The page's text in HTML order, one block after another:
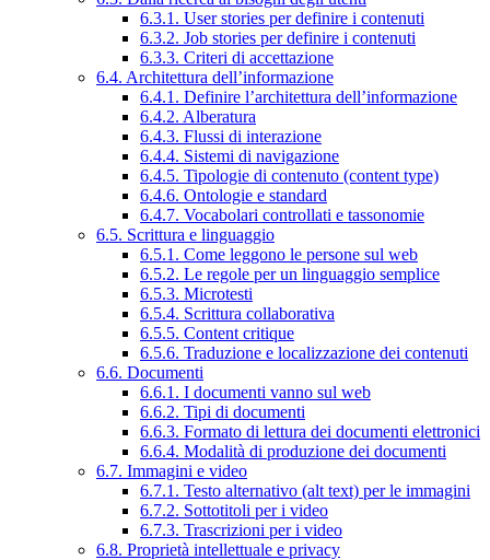
6.3.1. User stories per definire i contenuti
6.3.2. Job stories per definire i contenuti
6.3.3. Criteri di accettazione
6.4. Architettura dell’informazione
6.4.1. Definire l’architettura dell’informazione
6.4.2. Alberatura
6.4.3. Flussi di interazione
6.4.4. Sistemi di navigazione
6.4.5. Tipologie di contenuto (content type)
6.4.6. Ontologie e standard
6.4.7. Vocabolari controllati e tassonomie
6.5. Scrittura e linguaggio
6.5.1. Come leggono le persone sul web
6.5.2. Le regole per un linguaggio semplice
6.5.3. Microtesti
6.5.4. Scrittura collaborativa
6.5.5. Content critique
6.5.6. Traduzione e localizzazione dei contenuti
6.6. Documenti
6.6.1. I documenti vanno sul web
6.6.2. Tipi di documenti
6.6.3. Formato di lettura dei documenti elettronici
6.6.4. Modalità di produzione dei documenti
6.7. Immagini e video
6.7.1. Testo alternativo (alt text) per le immagini
6.7.2. Sottotitoli per i video
6.7.3. Trascrizioni per i video
6.8. Proprietà intellettuale e privacy